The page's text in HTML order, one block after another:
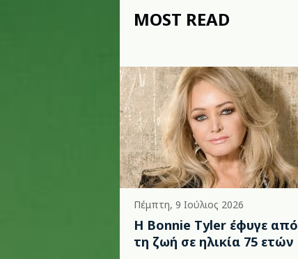
MOST READ
Πέμπτη, 9 Ιούλιος 2026
Η Bonnie Tyler έφυγε από
τη ζωή σε ηλικία 75 ετών